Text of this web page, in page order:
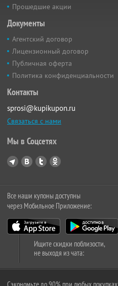
Прошедшие акции
Документы
Агентский договор
Лицензионный договор
Публичная оферта
Политика конфиденциальности
Контакты
sprosi@kupikupon.ru
Связаться с нами
Мы в Соцсетях
Все наши купоны доступны
через Мобильное Приложение:
Ищите скидки поблизости,
не выходя из чата: